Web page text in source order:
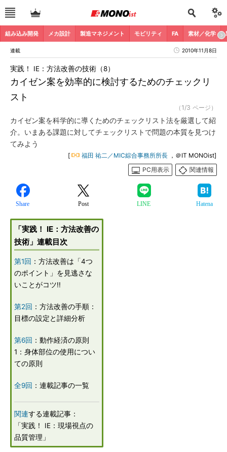
組み込み開発 メカ設計 製造マネジメント モビリティ FA 素材／化学
連載 2010年11月8日
カイゼン案を効率的に検討するためのチェックリ
スト
実践！ IE：方法改善の技術（8）
（1/3 ページ）
カイゼン案を科学的に導くためのチェックリスト法を厳選して紹
介。いまある課題に対してチェックリストで問題の本質を見つけ
てみよう
[ 福田 祐二／MIC綜合事務所所長 ，＠IT MONOist]
PC用表示
関連情報
Share Post LINE Hatena
「実践！ IE：方法改善の
技術」連載目次
第1回 ：方法改善は「4つ
のポイント」を見逃さな
いことがコツ!!
第2回 ：方法改善の手順：
目標の設定と詳細分析
第6回 ：動作経済の原則
1：身体部位の使用につい
ての原則
全9回 ：連載記事の一覧
関連する連載記事：
「実践！ IE：現場視点の
品質管理」